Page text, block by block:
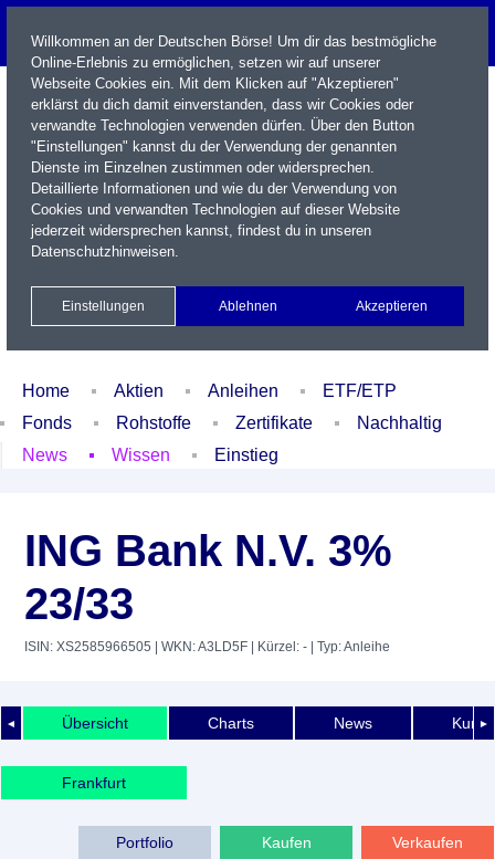
Name / WKN / ISIN / Kürzel
Xetra Realtime
Watchlist Portfolio Login
Home Aktien Anleihen
ETF/ETP
Fonds
Rohstoffe Zertifikate
Nachhaltig
News
Wissen Einstieg
ING Bank N.V. 3%
23/33
ISIN: XS2585966505 | WKN: A3LD5F | Kürzel: - | Typ: Anleihe
◄ ►
Übersicht Charts News
Frankfurt
Verkaufen
Kaufen
Portfolio
Willkommen an der Deutschen Börse! Um dir das bestmögliche
Online-Erlebnis zu ermöglichen, setzen wir auf unserer
Webseite Cookies ein. Mit dem Klicken auf "Akzeptieren"
erklärst du dich damit einverstanden, dass wir Cookies oder
verwandte Technologien verwenden dürfen. Über den Button
"Einstellungen" kannst du der Verwendung der genannten
Dienste im Einzelnen zustimmen oder widersprechen.
Detaillierte Informationen und wie du der Verwendung von
Cookies und verwandten Technologien auf dieser Website
jederzeit widersprechen kannst, findest du in unseren
Datenschutzhinweisen.
Einstellungen Ablehnen Akzeptieren